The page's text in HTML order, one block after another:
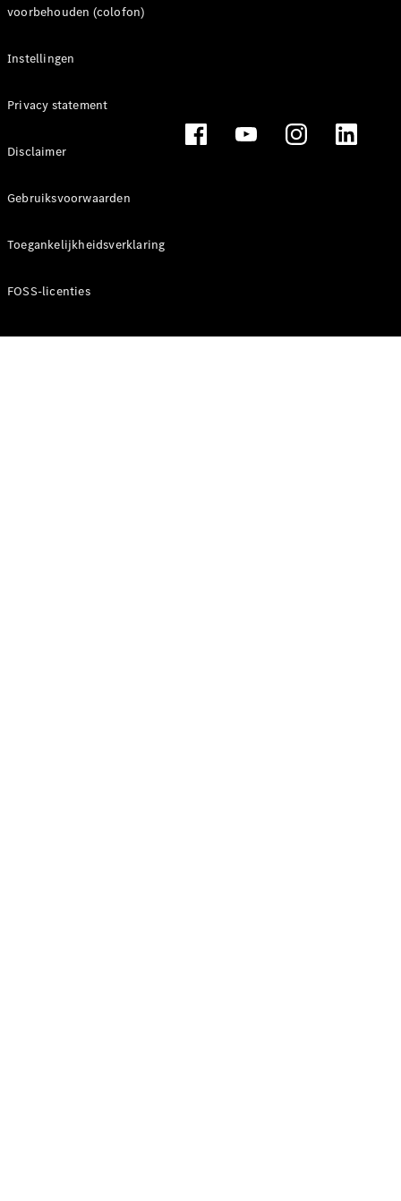
voorbehouden (colofon)
Instellingen
Privacy statement
Disclaimer
Gebruiksvoorwaarden
Toegankelijkheidsverklaring
FOSS-licenties